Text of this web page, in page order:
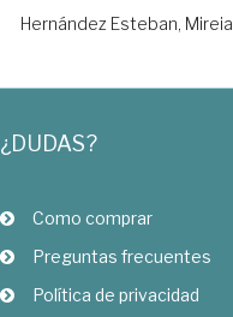
Hernández Esteban, Mireia
¿DUDAS?
Como comprar
Preguntas frecuentes
Política de privacidad